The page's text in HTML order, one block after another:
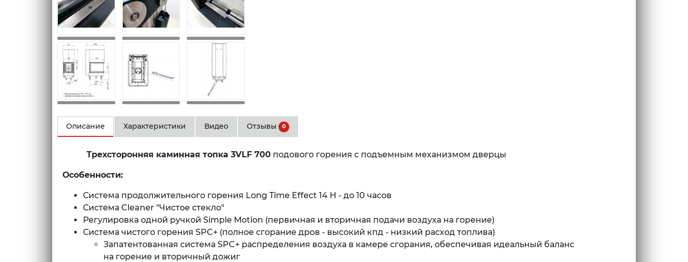
Описание Характеристики Видео Отзывы 0
Трехсторонняя каминная топка 3VLF 700подового горения с подъемным механизмом дверцы
Особенности:
Система продолжительного горения Long Time Effect 14 H - до 10 часов
Система Cleaner "Чистое стекло"
Регулировка одной ручкой Simple Motion (первичная и вторичная подачи воздуха на горение)
Система чистого горения SPC+ (полное сгорание дров - высокий кпд - низкий расход топлива)
Запатентованная система SPC+ распределения воздуха в камере сгорания, обеспечивая идеальный баланс
на горение и вторичный дожиг